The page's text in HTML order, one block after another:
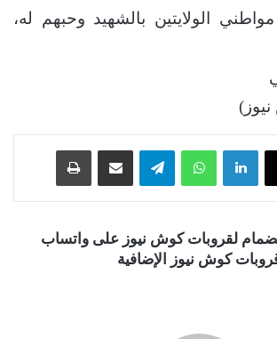
الولايتين بالشهيد وحبهم له،
‫X لينكدإن واتساب تيلقرام
لقروبات كوش نيوز على واتساب
كوش نيوز الإضافية